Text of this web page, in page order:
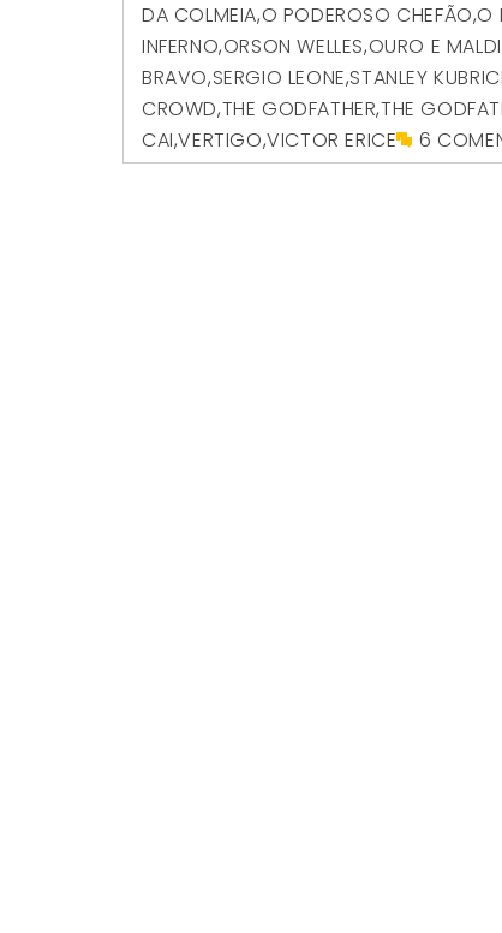
DA COLMEIA,O PODEROSO CHEFÃO,O
INFERNO,ORSON WELLES,OURO E
BRAVO,SERGIO LEONE,STANLEY
CROWD,THE GODFATHER,THE
CAI,VERTIGO,VICTOR ERICE 6